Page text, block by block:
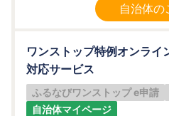
自治体の
ワンストップ特例オンライ
対応サービス
ふるなびワンストップ e申請
自治体マイページ